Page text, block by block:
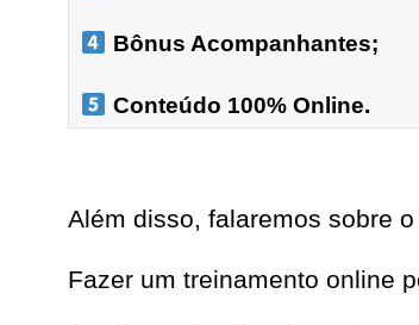
Bônus Acompanhantes;
Conteúdo 100% Online.
Além disso, falaremos sobre
Fazer um treinamento online